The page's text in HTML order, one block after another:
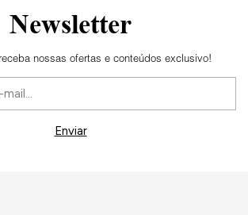
Newsletter
nossas ofertas e conteúdos exclusivo!